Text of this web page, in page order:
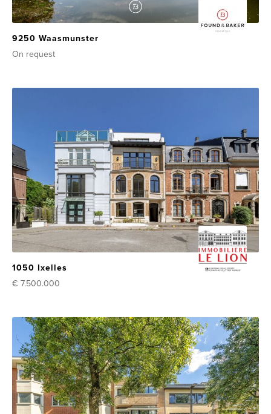
9250 Waasmunster
On request
1050 Ixelles
€ 7.500.000